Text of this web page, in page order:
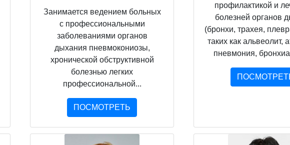
Занимается ведением больных
с профессиональными
заболеваниями органов
дыхания пневмокониозы,
хронической обструктивной
болезнью легких
профессиональной...
ПОСМОТРЕТЬ
профилактикой и
болезней органов
(бронхи, трахея,
таких как альвеолит,
пневмония,